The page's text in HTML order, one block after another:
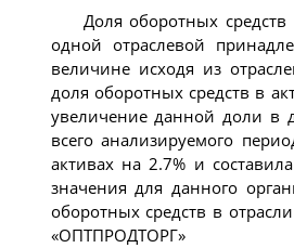
Доля оборотных
одной отраслевой
величине исходя из
доля оборотных средств в
увеличение данной доли в
всего анализируемого
активах на 2.7% и
значения для данного
оборотных средств в
«ОПТПРОДТОРГ»